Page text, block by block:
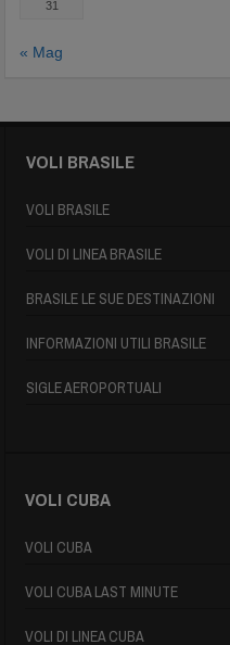
31
« Mag
VOLI BRASILE
VOLI BRASILE
VOLI DI LINEA BRASILE
BRASILE LE SUE DESTINAZIONI
INFORMAZIONI UTILI BRASILE
SIGLE AEROPORTUALI
VOLI CUBA
VOLI CUBA
VOLI CUBA LAST MINUTE
VOLI DI LINEA CUBA